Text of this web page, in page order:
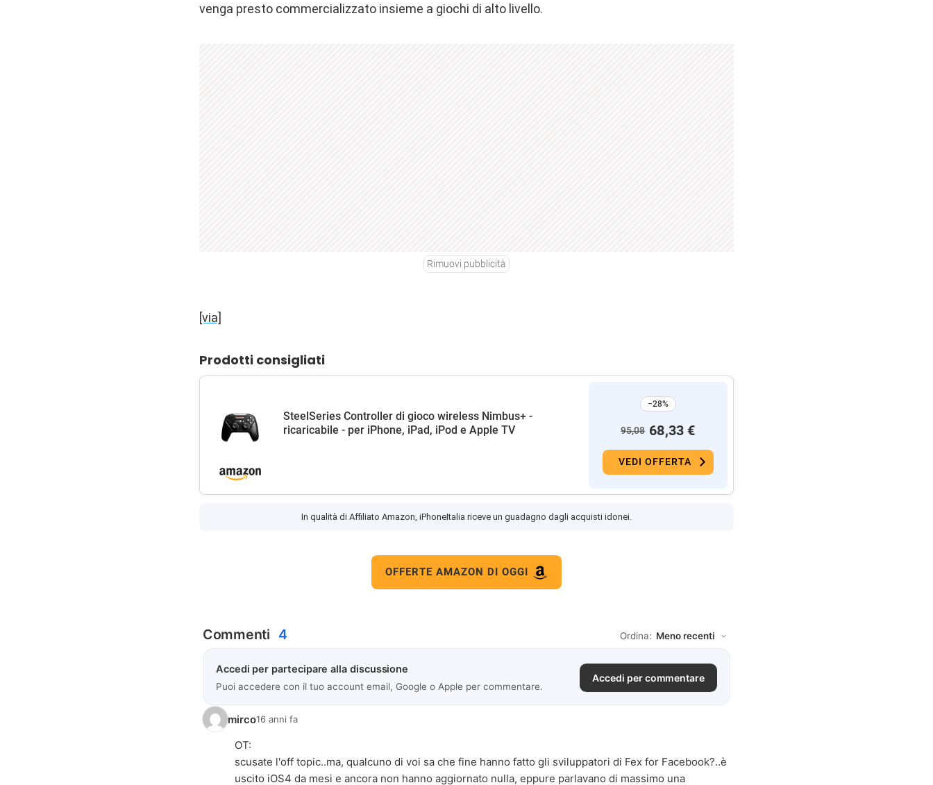
venga presto commercializzato insieme a giochi di alto livello.
Rimuovi pubblicità
[via]
Prodotti consigliati
SteelSeries Controller di gioco wireless Nimbus+ -
ricaricabile - per iPhone, iPad, iPod e Apple TV
−28%
95,08 68,33 €
VEDI OFFERTA
In qualità di Affiliato Amazon, iPhoneItalia riceve un guadagno dagli acquisti idonei.
OFFERTE AMAZON DI OGGI
Commenti 4 Ordina:
Accedi per partecipare alla discussione
Puoi accedere con il tuo account email, Google o Apple per commentare.
Accedi per commentare
mirco16 anni fa
OT:
scusate l'off topic..ma, qualcuno di voi sa che fine hanno fatto gli sviluppatori di Fex for Facebook?..è
uscito iOS4 da mesi e ancora non hanno aggiornato nulla, eppure parlavano di massimo una